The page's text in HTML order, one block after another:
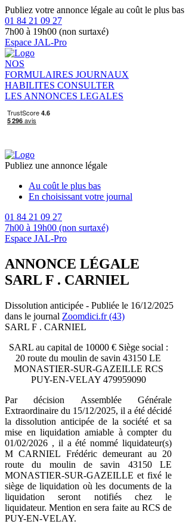
Publiez votre annonce légale au coût le plus bas
01 84 21 09 27
7h00 à 19h00 (non surtaxé)
Espace JAL-Pro
NOS
FORMULAIRES JOURNAUX
HABILITES CONSULTER
LES ANNONCES LEGALES
Publiez une annonce légale
Au coût le plus bas
En choisissant votre journal
01 84 21 09 27
7h00 à 19h00 (non surtaxé)
Espace JAL-Pro
ANNONCE LÉGALE
SARL F . CARNIEL
Dissolution anticipée - Publiée le 16/12/2025
dans le journal Zoomdici.fr (43)
SARL F . CARNIEL
SARL au capital de 10000 € Siège social :
20 route du moulin de savin 43150 LE
MONASTIER-SUR-GAZEILLE RCS
PUY-EN-VELAY 479959090
Par décision Assemblée Générale
Extraordinaire du 15/12/2025, il a été décidé
la dissolution anticipée de la société et sa
mise en liquidation amiable à compter du
01/02/2026 , il a été nommé liquidateur(s)
M CARNIEL Frédéric demeurant au 20
route du moulin de savin 43150 LE
MONASTIER-SUR-GAZEILLE et fixé le
siège de liquidation où les documents de la
liquidation seront notifiés chez le
liquidateur. Mention en sera faite au RCS de
PUY-EN-VELAY.